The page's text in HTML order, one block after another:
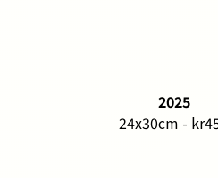
2025
24x30cm -